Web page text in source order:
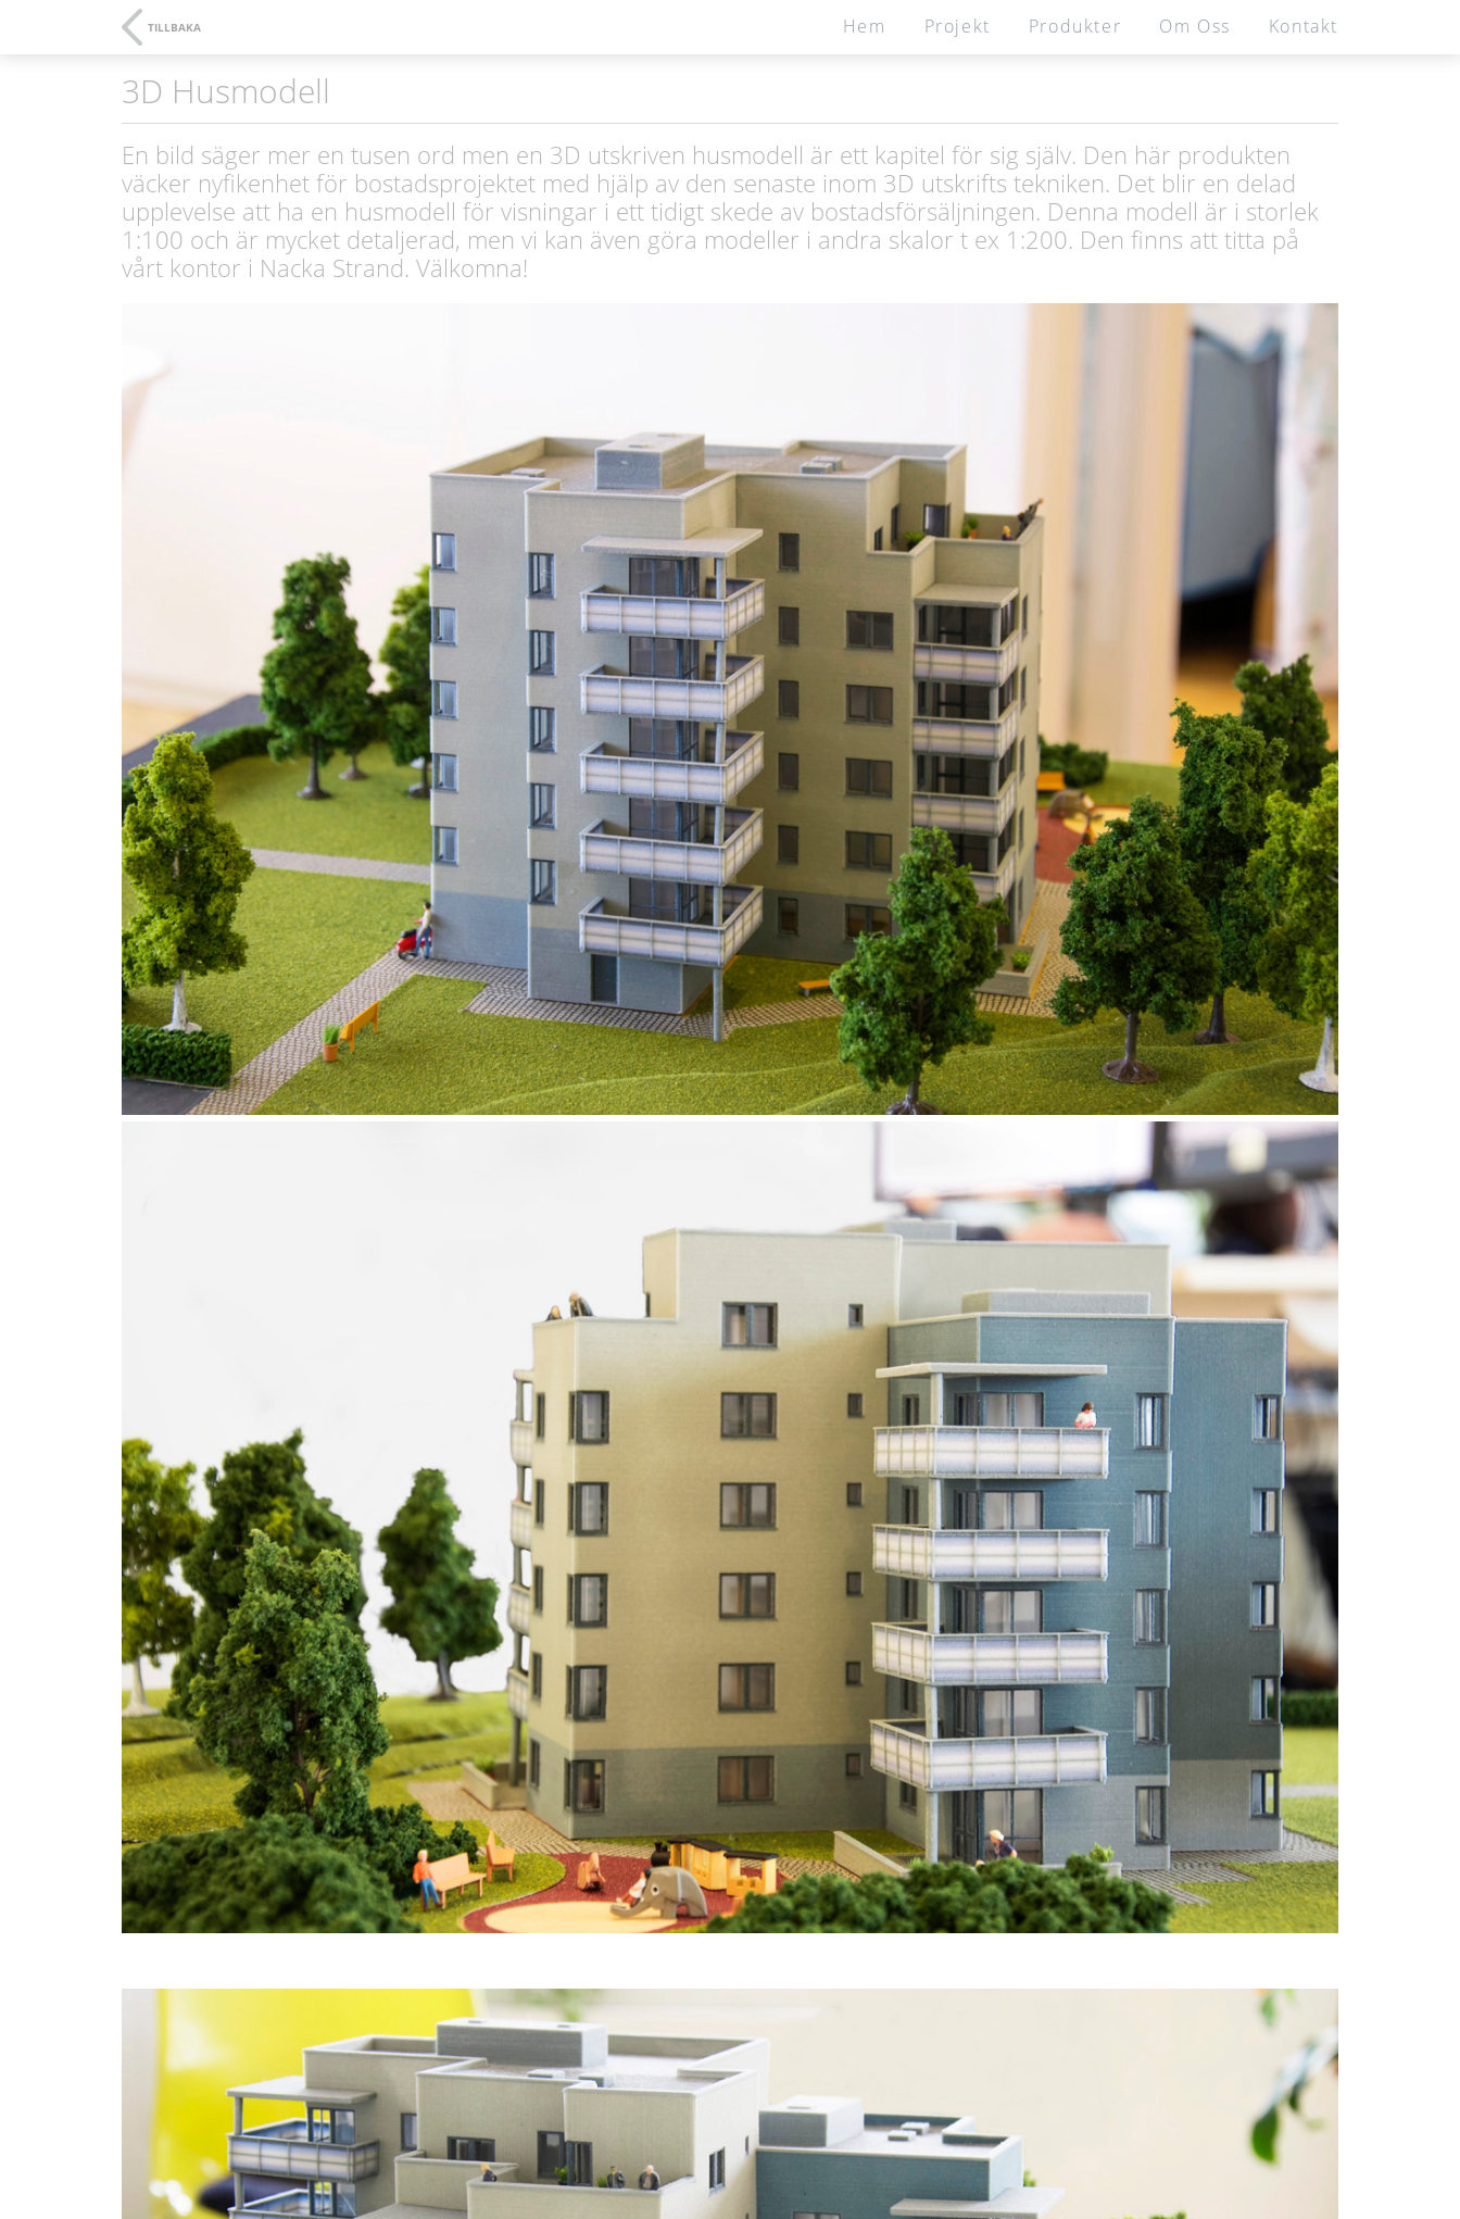
TILLBAKA Hem Projekt Produkter Om Oss Kontakt
3D Husmodell
En bild säger mer en tusen ord men en 3D utskriven husmodell är ett kapitel för sig själv. Den här produkten
väcker nyfikenhet för bostadsprojektet med hjälp av den senaste inom 3D utskrifts tekniken. Det blir en delad
upplevelse att ha en husmodell för visningar i ett tidigt skede av bostadsförsäljningen. Denna modell är i storlek
1:100 och är mycket detaljerad, men vi kan även göra modeller i andra skalor t ex 1:200. Den finns att titta på
vårt kontor i Nacka Strand. Välkomna!